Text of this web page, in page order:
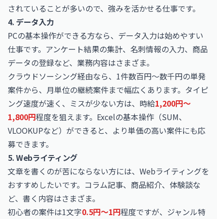
されていることが多いので、強みを活かせる仕事です。
4. データ入力
PCの基本操作ができる方なら、データ入力は始めやすい
仕事です。アンケート結果の集計、名刺情報の入力、商品
データの登録など、業務内容はさまざま。
クラウドソーシング経由なら、1件数百円〜数千円の単発
案件から、月単位の継続案件まで幅広くあります。タイピ
ング速度が速く、ミスが少ない方は、時給1,200円〜
1,800円程度を狙えます。Excelの基本操作（SUM、
VLOOKUPなど）ができると、より単価の高い案件にも応
募できます。
5. Webライティング
文章を書くのが苦にならない方には、Webライティングを
おすすめしたいです。コラム記事、商品紹介、体験談な
ど、書く内容はさまざま。
初心者の案件は1文字0.5円〜1円程度ですが、ジャンル特